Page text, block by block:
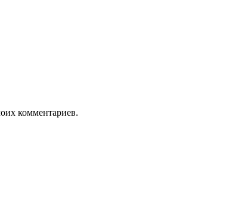
комментариев.